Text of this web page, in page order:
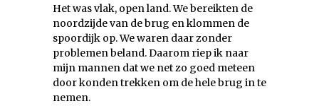
Het was vlak, open land. We bereikten de
noordzijde van de brug en klommen de
spoordijk op. We waren daar zonder
problemen beland. Daarom riep ik naar
mijn mannen dat we net zo goed meteen
door konden trekken om de hele brug in te
nemen.